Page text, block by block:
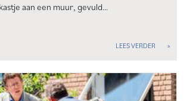
aan een muur, gevuld…
LEES VERDER